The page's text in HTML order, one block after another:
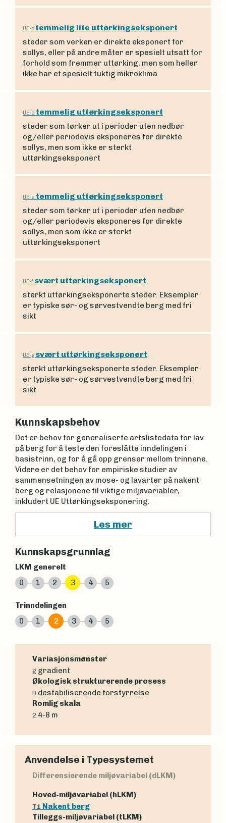
UE-c temmelig lite uttørkingseksponert
steder som verken er direkte eksponert for
sollys, eller på andre måter er spesielt utsatt for
forhold som fremmer uttørking, men som heller
ikke har et spesielt fuktig mikroklima
UE-d temmelig uttørkingseksponert
steder som tørker ut i perioder uten nedbør
og/eller periodevis eksponeres for direkte
sollys, men som ikke er sterkt
uttørkingseksponert
UE-e temmelig uttørkingseksponert
steder som tørker ut i perioder uten nedbør
og/eller periodevis eksponeres for direkte
sollys, men som ikke er sterkt
uttørkingseksponert
UE-f svært uttørkingseksponert
sterkt uttørkingseksponerte steder. Eksempler
er typiske sør- og sørvestvendte berg med fri
sikt
UE-g svært uttørkingseksponert
sterkt uttørkingseksponerte steder. Eksempler
er typiske sør- og sørvestvendte berg med fri
sikt
Kunnskapsbehov
Det er behov for generaliserte artslistedata for lav
på berg for å teste den foreslåtte inndelingen i
basistrinn, og for å gå opp grenser mellom trinnene.
Videre er det behov for empiriske studier av
sammensetningen av mose- og lavarter på nakent
berg og relasjonene til viktige miljøvariabler,
inkludert UE Uttørkingseksponering.
Les mer
Kunnskapsgrunnlag
LKM generelt
0
1 2 3 4 5
Trinndelingen
0
1 2 3 4 5
Variasjonsmønster
g gradient
Økologisk strukturerende prosess
D destabiliserende forstyrrelse
Romlig skala
2 4-8 m
Anvendelse i Typesystemet
Differensierende miljøvariabel (dLKM)
Hoved-miljøvariabel (hLKM)
T1 Nakent berg
Tilleggs-miljøvariabel (tLKM)